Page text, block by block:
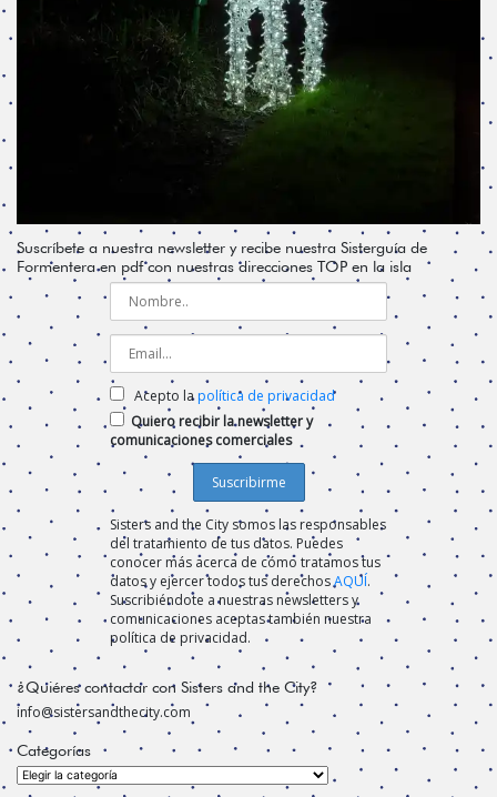
Suscríbete a nuestra newsletter y recibe nuestra Sisterguía de
Formentera en pdf con nuestras direcciones TOP en la isla
Acepto lapolítica de privacidad
Quiero recibir la newsletter y
comunicaciones comerciales
Sisters and the City somos las responsables
del tratamiento de tus datos. Puedes
conocer más acerca de cómo tratamos tus
datos y ejercer todos tus derechosAQUÍ.
Suscribiéndote a nuestras newsletters y
comunicaciones aceptas también nuestra
política de privacidad.
¿Quiéres contactar con Sisters and the City?
info@sistersandthecity.com
Categorías
Categorías